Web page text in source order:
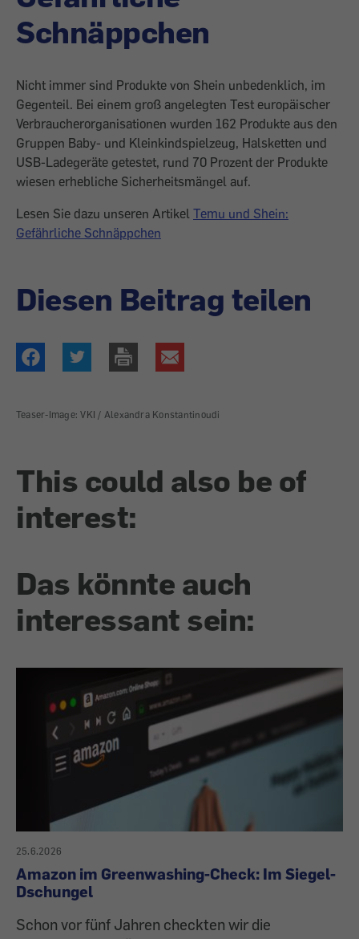
Schnäppchen
Nicht immer sind Produkte von Shein unbedenklich, im
Gegenteil. Bei einem groß angelegten Test europäischer
Verbraucherorganisationen wurden 162 Produkte aus den
Gruppen Baby- und Kleinkindspielzeug, Halsketten und
USB-Ladegeräte getestet, rund 70 Prozent der Produkte
wiesen erhebliche Sicherheitsmängel auf.
Lesen Sie dazu unseren Artikel Temu und Shein:
Gefährliche Schnäppchen
Diesen Beitrag teilen
Teaser-Image: VKI / Alexandra Konstantinoudi
This could also be of
interest:
Das könnte auch
interessant sein:
25.6.2026
Amazon im Greenwashing-Check: Im Siegel-
Dschungel
Schon vor fünf Jahren checkten wir die